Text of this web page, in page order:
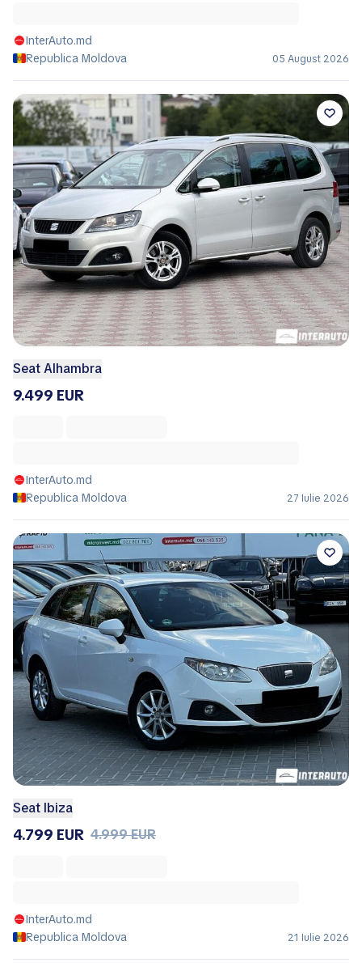
InterAuto.md
Republica Moldova
05 August 2026
Seat Alhambra
9.499 EUR
InterAuto.md
Republica Moldova
27 Iulie 2026
Seat Ibiza
4.799 EUR 4.999 EUR
InterAuto.md
Republica Moldova
21 Iulie 2026